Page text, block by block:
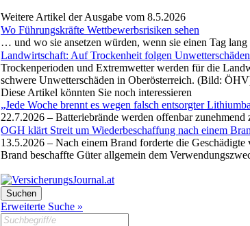
Weitere Artikel der Ausgabe vom 8.5.2026
Wo Führungskräfte Wettbewerbsrisiken sehen
… und wo sie ansetzen würden, wenn sie einen Tag
Landwirtschaft: Auf Trockenheit folgen Unwetterschäden
Trockenperioden und Extremwetter werden für die
schwere Unwetterschäden in Oberösterreich. (Bild:
Diese Artikel könnten Sie noch interessieren
„Jede Woche brennt es wegen falsch entsorgter
22.7.2026 – Batteriebrände werden offenbar
OGH klärt Streit um Wiederbeschaffung nach einem
13.5.2026 – Nach einem Brand forderte die
Brand beschaffte Güter allgemein dem
Erweiterte Suche »